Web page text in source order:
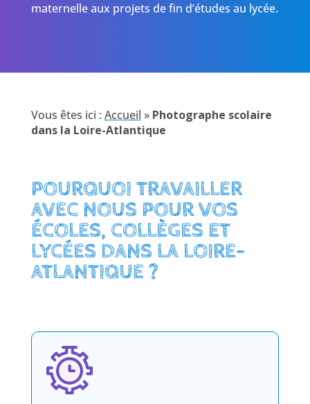
maternelle aux projets de fin d’études au lycée.
Vous êtes ici : Accueil » Photographe scolaire
dans la Loire-Atlantique
POURQUOI TRAVAILLER
AVEC NOUS POUR VOS
ÉCOLES, COLLÈGES ET
LYCÉES DANS LA LOIRE-
ATLANTIQUE ?